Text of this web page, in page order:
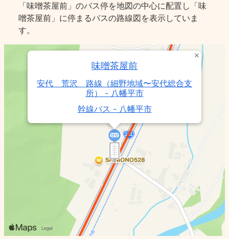
「味噌茶屋前」のバス停を地図の中心に配置し「味
噌茶屋前」に停まるバスの路線図を表示していま
す。
味噌茶屋前
安代 荒沢 路線（細野地域〜安代総合支
所） - 八幡平市
幹線バス - 八幡平市